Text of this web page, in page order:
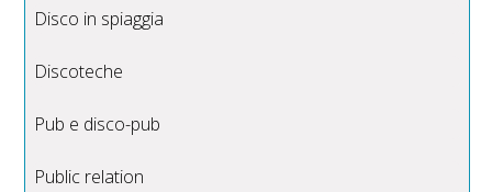
Disco in spiaggia
Discoteche
Pub e disco-pub
Public relation